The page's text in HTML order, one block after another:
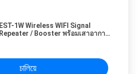
EST-1W Wireless WIFI Signal
Repeater / Booster พร้อมเสาอากาศ
চালিয়ে